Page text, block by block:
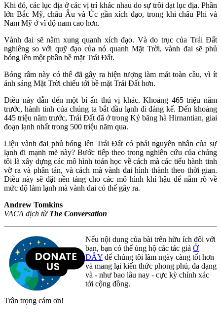
Khi đó, các lục địa ở các vị trí khác nhau do sự trôi dạt lục địa. Phần
lớn Bắc Mỹ, châu Âu và Úc gần xích đạo, trong khi châu Phi và
Nam Mỹ ở vĩ độ nam cao hơn.
Vành đai sẽ nằm xung quanh xích đạo. Và do trục của Trái Đất
nghiêng so với quỹ đạo của nó quanh Mặt Trời, vành đai sẽ phủ
bóng lên một phần bề mặt Trái Đất.
Bóng râm này có thể đã gây ra hiện tượng làm mát toàn cầu, vì ít
ánh sáng Mặt Trời chiếu tới bề mặt Trái Đất hơn.
Điều này dẫn đến một bí ẩn thú vị khác. Khoảng 465 triệu năm
trước, hành tinh của chúng ta bắt đầu lạnh đi đáng kể. Đến khoảng
445 triệu năm trước, Trái Đất đã ở trong Kỷ băng hà Hirnantian, giai
đoạn lạnh nhất trong 500 triệu năm qua.
Liệu vành đai phủ bóng lên Trái Đất có phải nguyên nhân của sự
lạnh đi mạnh mẽ này? Bước tiếp theo trong nghiên cứu của chúng
tôi là xây dựng các mô hình toán học về cách mà các tiểu hành tinh
vỡ ra và phân tán, và cách mà vành đai hình thành theo thời gian.
Điều này sẽ đặt nền tảng cho các mô hình khí hậu để nắm rõ về
mức độ làm lạnh mà vành đai có thể gây ra.
Andrew Tomkins
VACA dịch từ The Conversation
Nếu nội dung của bài trên hữu ích đối với
bạn, bạn có thể ủng hộ các tác giả Ở
ĐÂY để chúng tôi làm ngày càng tốt hơn
và mang lại kiến thức phong phú, đa dạng
và - như bao lâu nay - cực kỳ chính xác
tới cộng đồng.
Trân trọng cám ơn!